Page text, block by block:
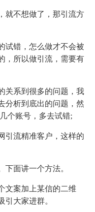
不想做了，那引流方
错，怎么做才不会被
，所以做引流，需要有
系到很多的问题，我
分析到底出的问题，然
个账号，多去试错;
流精准客户，这样的
面讲一个方法。
案加上某信的二维
引大家进群。